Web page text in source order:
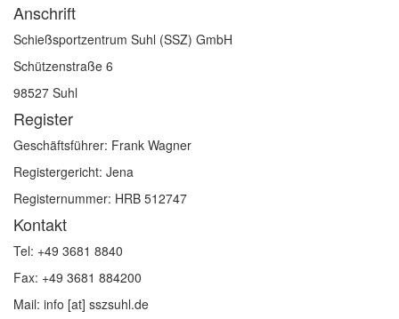
Anschrift
Schießsportzentrum Suhl (SSZ) GmbH
Schützenstraße 6
98527 Suhl
Register
Geschäftsführer: Frank Wagner
Registergericht: Jena
Registernummer: HRB 512747
Kontakt
Tel: +49 3681 8840
Fax: +49 3681 884200
Mail: info [at] sszsuhl.de